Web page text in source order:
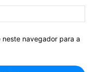
neste navegador para a